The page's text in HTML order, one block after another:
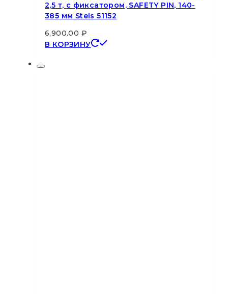
2,5 т, с фиксатором, SAFETY PIN, 140-
385 мм Stels 51152
6,900.00 ₽
В КОРЗИНУ